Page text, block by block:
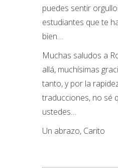
puedes sentir
estudiantes que te
bien…
Muchas saludos a
allá, muchísimas
tanto, y por la
traducciones, no sé
ustedes…
Un abrazo, Carito